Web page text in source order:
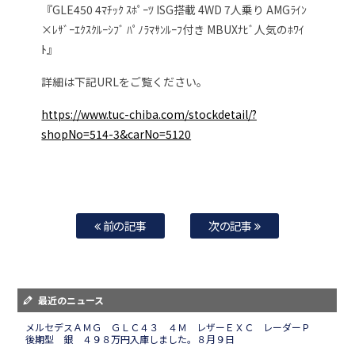
『GLE450 4ﾏﾁｯｸ ｽﾎﾟｰﾂ ISG搭載 4WD 7人乗り AMGﾗｲﾝ
×ﾚｻﾞｰｴｸｽｸﾙｰｼﾌﾞ ﾊﾟﾉﾗﾏｻﾝﾙｰﾌ付き MBUXﾅﾋﾞ人気のﾎﾜｲ
ﾄ』
詳細は下記URLをご覧ください。
https://www.tuc-chiba.com/stockdetail/?
shopNo=514-3&carNo=5120
前の記事 次の記事
最近のニュース
メルセデスＡＭＧ ＧＬＣ４３ ４Ｍ レザーＥＸＣ レーダーＰ
後期型 銀 ４９８万円入庫しました。８月９日